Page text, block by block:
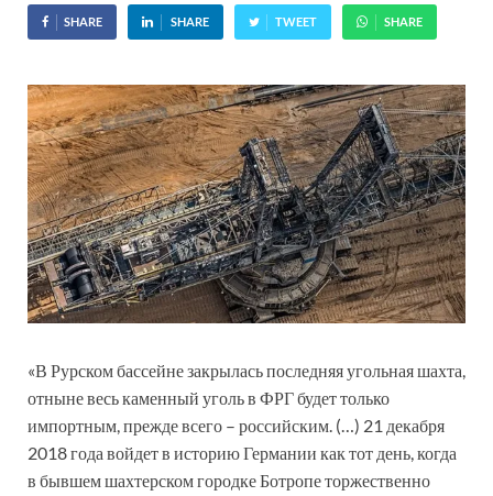
SHARE SHARE TWEET SHARE
«В Рурском бассейне закрылась последняя угольная шахта,
отныне весь каменный уголь в ФРГ будет только
импортным, прежде всего – российским. (…) 21 декабря
2018 года войдет в историю Германии как тот день, когда
в бывшем шахтерском городке Ботропе торжественно